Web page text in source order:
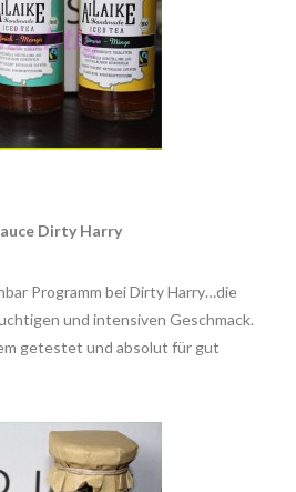
Dirty Harry
Programm bei Dirty Harry…die
und intensiven Geschmack.
getestet und absolut für gut